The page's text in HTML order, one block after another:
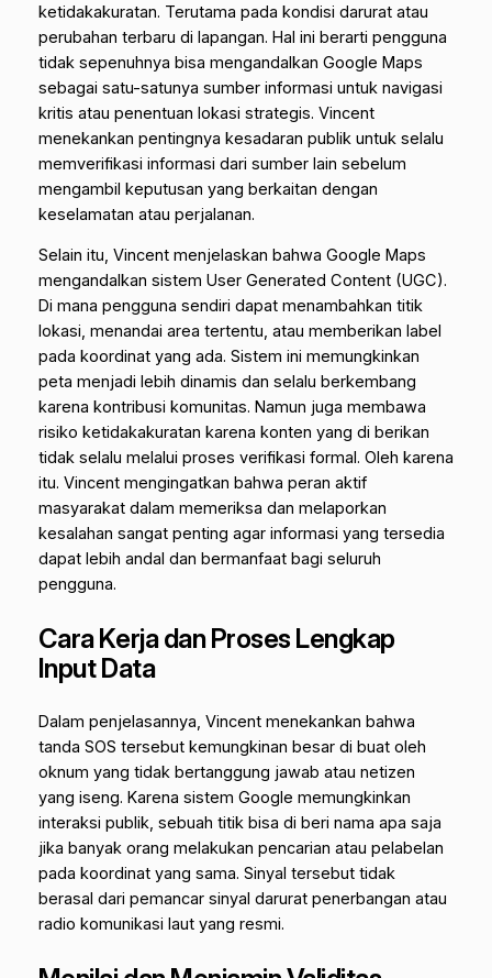
ketidakakuratan. Terutama pada kondisi darurat atau
perubahan terbaru di lapangan. Hal ini berarti pengguna
tidak sepenuhnya bisa mengandalkan Google Maps
sebagai satu-satunya sumber informasi untuk navigasi
kritis atau penentuan lokasi strategis. Vincent
menekankan pentingnya kesadaran publik untuk selalu
memverifikasi informasi dari sumber lain sebelum
mengambil keputusan yang berkaitan dengan
keselamatan atau perjalanan.
Selain itu, Vincent menjelaskan bahwa Google Maps
mengandalkan sistem User Generated Content (UGC).
Di mana pengguna sendiri dapat menambahkan titik
lokasi, menandai area tertentu, atau memberikan label
pada koordinat yang ada. Sistem ini memungkinkan
peta menjadi lebih dinamis dan selalu berkembang
karena kontribusi komunitas. Namun juga membawa
risiko ketidakakuratan karena konten yang di berikan
tidak selalu melalui proses verifikasi formal. Oleh karena
itu. Vincent mengingatkan bahwa peran aktif
masyarakat dalam memeriksa dan melaporkan
kesalahan sangat penting agar informasi yang tersedia
dapat lebih andal dan bermanfaat bagi seluruh
pengguna.
Cara Kerja dan Proses Lengkap
Input Data
Dalam penjelasannya, Vincent menekankan bahwa
tanda SOS tersebut kemungkinan besar di buat oleh
oknum yang tidak bertanggung jawab atau netizen
yang iseng. Karena sistem Google memungkinkan
interaksi publik, sebuah titik bisa di beri nama apa saja
jika banyak orang melakukan pencarian atau pelabelan
pada koordinat yang sama. Sinyal tersebut tidak
berasal dari pemancar sinyal darurat penerbangan atau
radio komunikasi laut yang resmi.